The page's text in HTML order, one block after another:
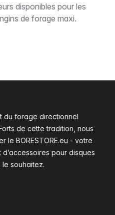
disponibles pour les
de forage maxi.
du forage directionnel
de cette tradition, nous
le BORESTORE.eu - votre
pour disques
souhaitez.